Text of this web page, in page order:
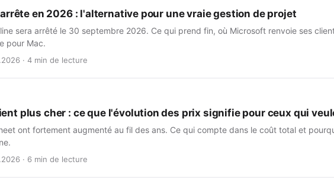
en 2026 : l'alternative pour une vraie gestion de projet
sera arrêté le 30 septembre 2026. Ce qui prend fin, où Microsoft renvoie ses
pour Mac.
· 4 min de lecture
plus cher : ce que l'évolution des prix signifie pour ceux qui
ont fortement augmenté au fil des ans. Ce qui compte dans le coût total et
· 6 min de lecture